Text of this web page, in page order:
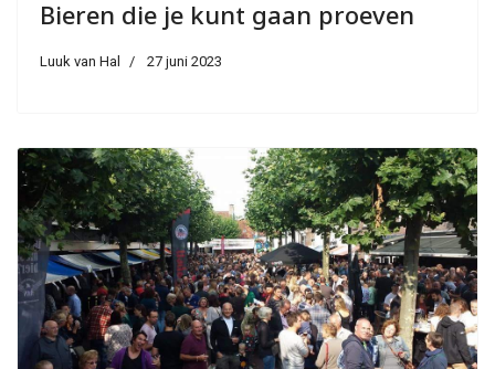
Bieren die je kunt gaan proeven
Luuk van Hal 27 juni 2023